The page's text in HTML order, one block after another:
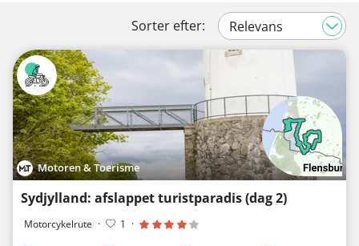
Sorter efter:
Motoren & Toerisme
Sydjylland: afslappet turistparadis (dag 2)
Motorcykelrute · 1 ·